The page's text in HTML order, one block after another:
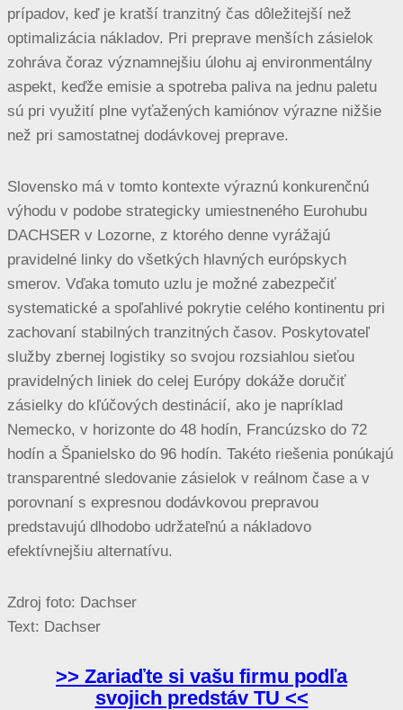
prípadov, keď je kratší tranzitný čas dôležitejší než
optimalizácia nákladov. Pri preprave menších zásielok
zohráva čoraz významnejšiu úlohu aj environmentálny
aspekt, keďže emisie a spotreba paliva na jednu paletu
sú pri využití plne vyťažených kamiónov výrazne nižšie
než pri samostatnej dodávkovej preprave.
Slovensko má v tomto kontexte výraznú konkurenčnú
výhodu v podobe strategicky umiestneného Eurohubu
DACHSER v Lozorne, z ktorého denne vyrážajú
pravidelné linky do všetkých hlavných európskych
smerov. Vďaka tomuto uzlu je možné zabezpečiť
systematické a spoľahlivé pokrytie celého kontinentu pri
zachovaní stabilných tranzitných časov. Poskytovateľ
služby zbernej logistiky so svojou rozsiahlou sieťou
pravidelných liniek do celej Európy dokáže doručiť
zásielky do kľúčových destinácií, ako je napríklad
Nemecko, v horizonte do 48 hodín, Francúzsko do 72
hodín a Španielsko do 96 hodín. Takéto riešenia ponúkajú
transparentné sledovanie zásielok v reálnom čase a v
porovnaní s expresnou dodávkovou prepravou
predstavujú dlhodobo udržateľnú a nákladovo
efektívnejšiu alternatívu.
Zdroj foto: Dachser
Text: Dachser
>> Zariaďte si vašu firmu podľa
svojich predstáv TU <<